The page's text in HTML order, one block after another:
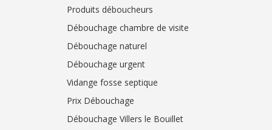
Produits déboucheurs
Débouchage chambre de visite
Débouchage naturel
Débouchage urgent
Vidange fosse septique
Prix Débouchage
Débouchage Villers le Bouillet